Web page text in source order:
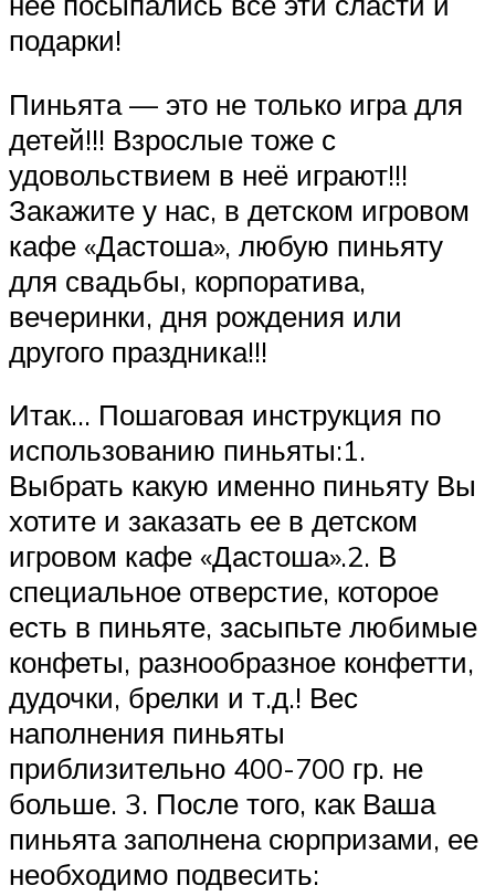
подарки!
Пиньята — это не только игра для
детей!!! Взрослые тоже с
удовольствием в неё играют!!!
Закажите у нас, в детском игровом
кафе «Дастоша», любую пиньяту
для свадьбы, корпоратива,
вечеринки, дня рождения или
другого праздника!!!
Итак… Пошаговая инструкция по
использованию пиньяты:1.
Выбрать какую именно пиньяту Вы
хотите и заказать ее в детском
игровом кафе «Дастоша».2. В
специальное отверстие, которое
есть в пиньяте, засыпьте любимые
конфеты, разнообразное конфетти,
дудочки, брелки и т.д.! Вес
наполнения пиньяты
приблизительно 400-700 гр. не
больше. 3. После того, как Ваша
пиньята заполнена сюрпризами, ее
необходимо подвесить: